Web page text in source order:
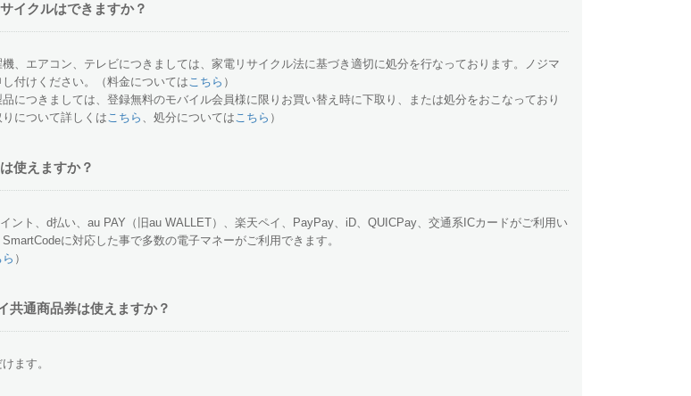
イクルはできますか？
、エアコン、テレビにつきましては、家電リサイクル法に基づき適切に処分を行なっております。ノジマ
付けください。（料金についてはこちら ）
につきましては、登録無料のモバイル会員様に限りお買い替え時に下取り、または処分をおこなっており
について詳しくはこちら 、処分についてはこちら ）
使えますか？
ント、d払い、au PAY（旧au WALLET）、楽天ペイ、PayPay、iD、QUICPay、交通系ICカードがご利用い
に対応した事で多数の電子マネーがご利用できます。
）
共通商品券は使えますか？
ます。